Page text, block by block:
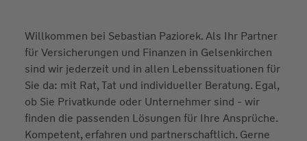
Willkommen bei Sebastian Paziorek. Als Ihr Partner
für Versicherungen und Finanzen in Gelsenkirchen
sind wir jederzeit und in allen Lebenssituationen für
Sie da: mit Rat, Tat und individueller Beratung. Egal,
ob Sie Privatkunde oder Unternehmer sind - wir
finden die passenden Lösungen für Ihre Ansprüche.
Kompetent, erfahren und partnerschaftlich. Gerne